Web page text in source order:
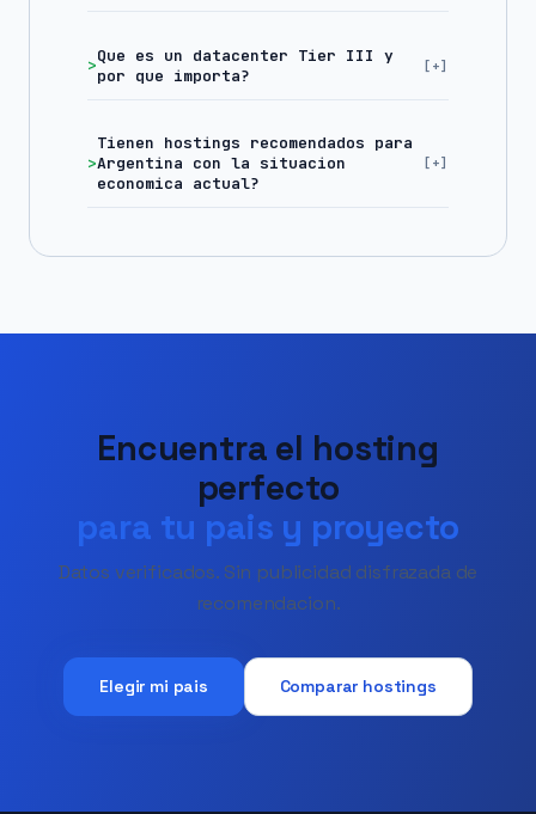
Que es un datacenter Tier III y
por que importa?
Tienen hostings recomendados para
Argentina con la situacion
economica actual?
Encuentra el hosting
perfecto
para tu pais y proyecto
Datos verificados. Sin publicidad disfrazada de
recomendacion.
Elegir mi pais Comparar hostings